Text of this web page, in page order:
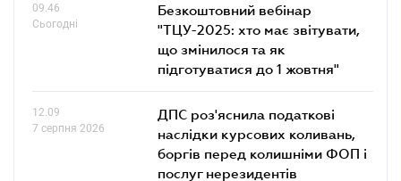
09.46
Сьогодні
Безкоштовний вебінар
"ТЦУ-2025: хто має звітувати,
що змінилося та як
підготуватися до 1 жовтня"
12.09
7 серпня 2026
ДПС роз'яснила податкові
наслідки курсових коливань,
боргів перед колишніми ФОП і
послуг нерезидентів